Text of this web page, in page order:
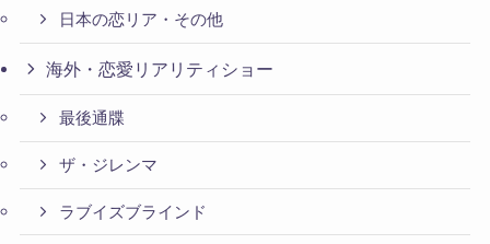
日本の恋リア・その他
海外・恋愛リアリティショー
最後通牒
ザ・ジレンマ
ラブイズブラインド